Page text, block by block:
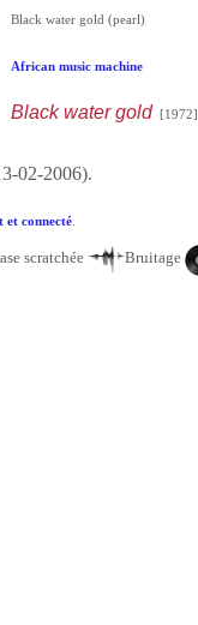
Black water gold (pearl)
African music machine
Black water gold[1972]
02-2006).
et connecté.
scratchée Bruitage